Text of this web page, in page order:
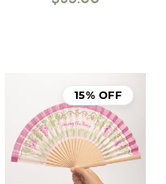
15% OFF